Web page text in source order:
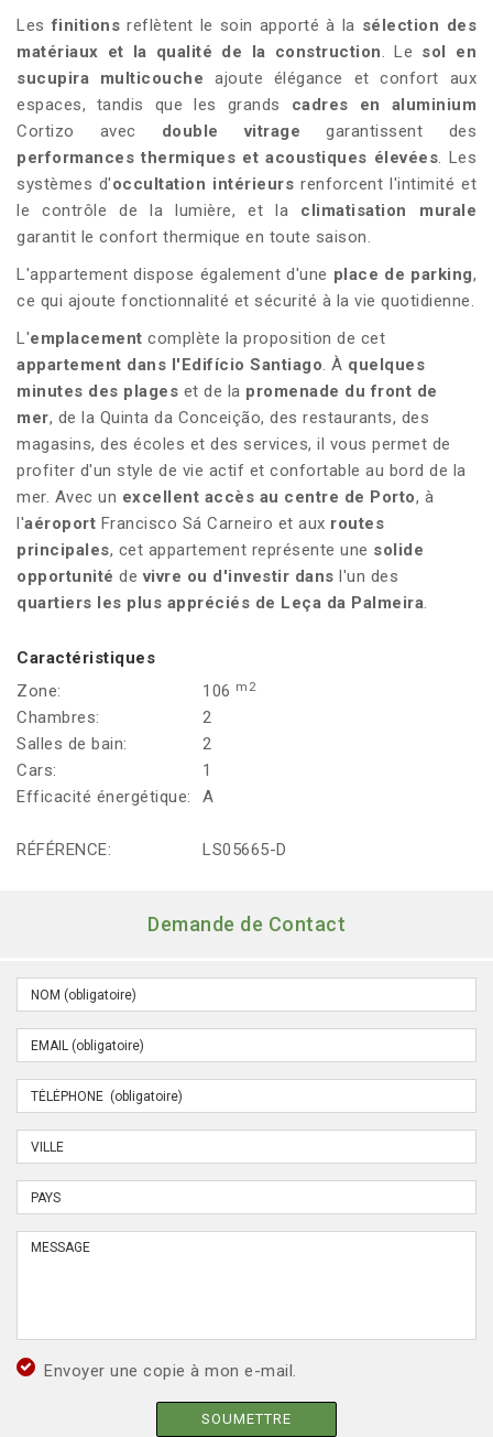
Lesfinitions reflètent le soin apporté à la sélection des
matériaux et la qualité de la construction. Le sol en
sucupira multicouche ajoute élégance et confort aux
espaces, tandis que les grands cadres en aluminium
Cortizo avec double vitrage garantissent des
performances thermiques et acoustiques élevées. Les
systèmes d'occultation intérieurs renforcent l'intimité et
le contrôle de la lumière, et la climatisation murale
garantit le confort thermique en toute saison.
L'appartement dispose également d'une place de parking,
ce qui ajoute fonctionnalité et sécurité à la vie quotidienne.
L'emplacement complète la proposition de cet
appartement dans l'Edifício Santiago. À quelques
minutes des plages et de la promenade du front de
mer, de la Quinta da Conceição, des restaurants, des
magasins, des écoles et des services, il vous permet de
profiter d'un style de vie actif et confortable au bord de la
mer. Avec un excellent accès au centre de Porto, à
l'aéroport Francisco Sá Carneiro et aux routes
principales, cet appartement représente une solide
opportunité devivre ou d'investir dans l'un des
quartiers les plus appréciés de Leça da Palmeira.
Caractéristiques
Zone:
106 m2
Chambres:
2
Salles de bain:
2
Cars:
1
Efficacité énergétique:
A
RÉFÉRENCE: LS05665-D
Demande de Contact
Envoyer une copie à mon e-mail.
SOUMETTRE